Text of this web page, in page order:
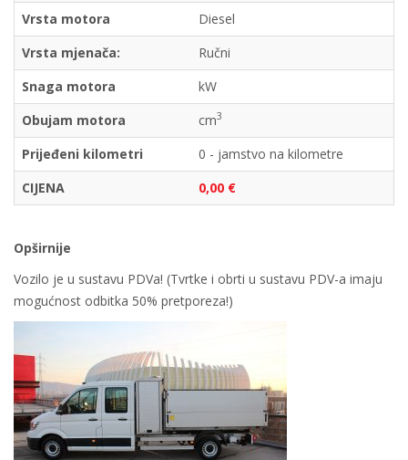
Vrsta motora
Diesel
Vrsta mjenača:
Ručni
Snaga motora
kW
Obujam motora
cm3
Prijeđeni kilometri
0 - jamstvo na kilometre
CIJENA
0,00 €
Opširnije
Vozilo je u sustavu PDVa! (Tvrtke i obrti u sustavu PDV-a imaju
mogućnost odbitka 50% pretporeza!)